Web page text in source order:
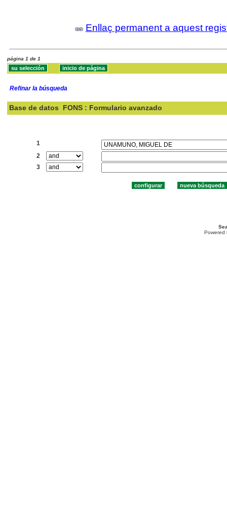
Enllaç permanent a aquest
página 1 de 1
Refinar la búsqueda
Base de datos FONS : Formulario avanzado
1
2
3
Powered